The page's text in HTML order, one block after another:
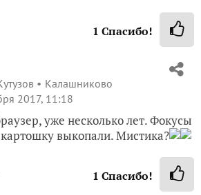
1 Спасибо!
Калашниково
2017, 11:18
уже несколько лет. Фокусы
картошку выкопали. Мистика?
1 Спасибо!